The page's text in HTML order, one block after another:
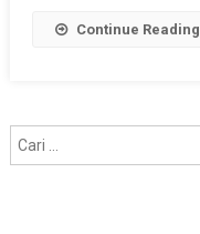
Continue Reading
Navigasi